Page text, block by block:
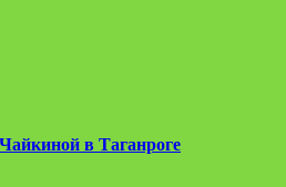
в Таганроге